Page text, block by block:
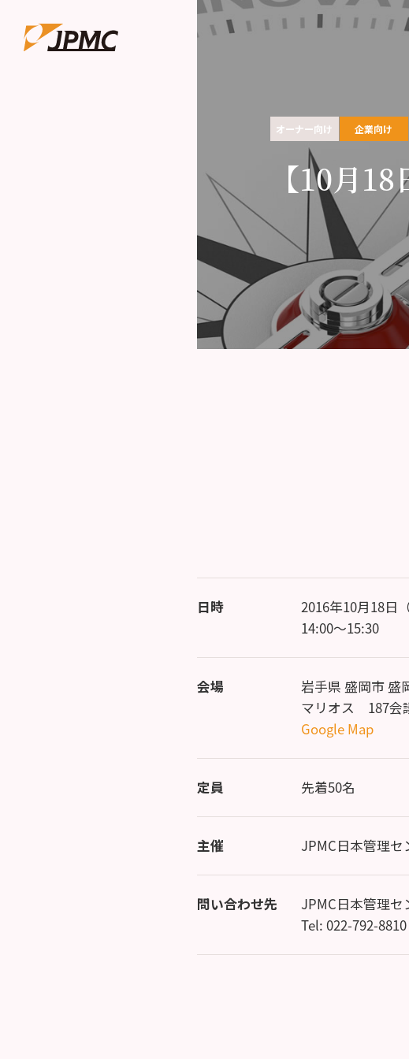
オーナー向け 企業向け
【10月
日時
2016年10月18日（
14:00～15:30
会場
岩手県 盛岡市 盛
マリオス 187会
Google Map
定員 先着50名
主催 JPMC日本管理
問い合わせ先
JPMC日本管理
Tel: 022-792-8810